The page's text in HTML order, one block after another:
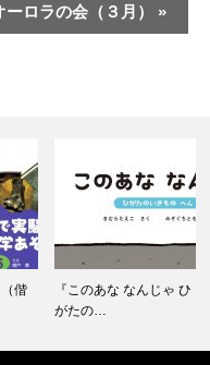
ーロラの会（３月） »
（偕
『このあな なんじゃ ひ
がたの…